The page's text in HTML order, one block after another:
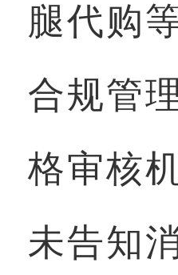
腿代购
合规管
格审核
未告知